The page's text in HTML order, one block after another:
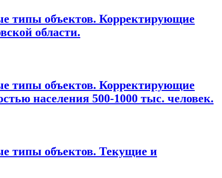
типы объектов. Корректирующие
области.
типы объектов. Корректирующие
населения 500-1000 тыс. человек.
типы объектов. Текущие и